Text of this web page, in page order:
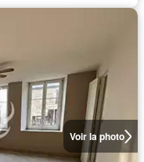
Voir la photo